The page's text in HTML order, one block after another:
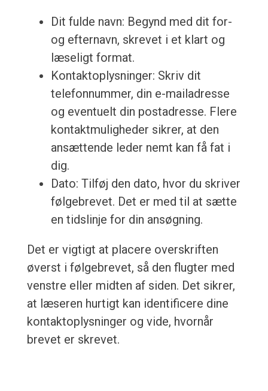
Dit fulde navn: Begynd med dit for-
og efternavn, skrevet i et klart og
læseligt format.
Kontaktoplysninger: Skriv dit
telefonnummer, din e-mailadresse
og eventuelt din postadresse. Flere
kontaktmuligheder sikrer, at den
ansættende leder nemt kan få fat i
dig.
Dato: Tilføj den dato, hvor du skriver
følgebrevet. Det er med til at sætte
en tidslinje for din ansøgning.
Det er vigtigt at placere overskriften
øverst i følgebrevet, så den flugter med
venstre eller midten af siden. Det sikrer,
at læseren hurtigt kan identificere dine
kontaktoplysninger og vide, hvornår
brevet er skrevet.